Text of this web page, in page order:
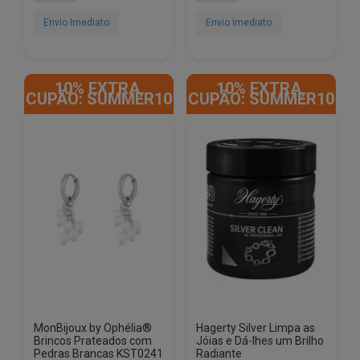
€19.46.
€9.46.
Envio Imediato
€19.46.
€9.46.
Envio Imediato
10% EXTRA,
CUPÃO: SUMMER10
MonBijoux by Ophélia®
Brincos Prateados com
Pedras Brancas KST0241
10% EXTRA,
CUPÃO: SUMMER10
Hagerty Silver Limpa as
Jóias e Dá-lhes um Brilho
Radiante